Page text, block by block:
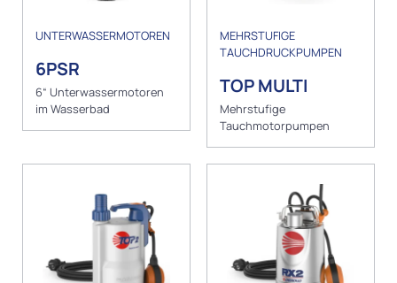
UNTERWASSERMOTOREN
6PSR
6“ Unterwassermotoren
im Wasserbad
MEHRSTUFIGE
TAUCHDRUCKPUMPEN
TOP MULTI
Mehrstufige
Tauchmotorpumpen